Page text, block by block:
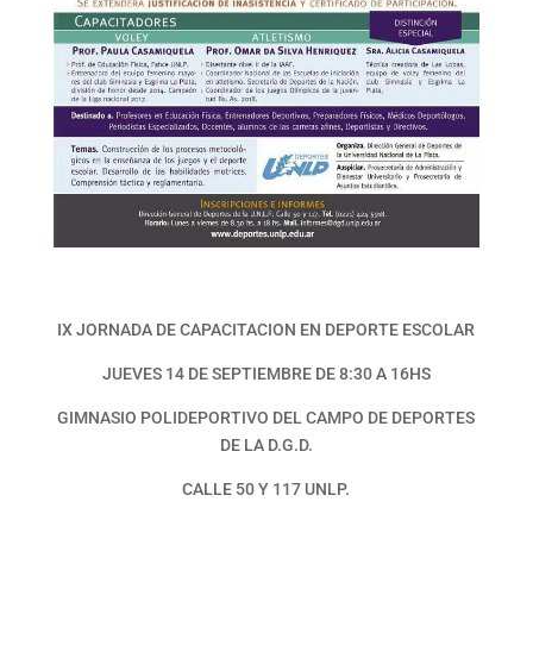
IX JORNADA DE CAPACITACION EN DEPORTE ESCOLAR
JUEVES 14 DE SEPTIEMBRE DE 8:30 A 16HS
GIMNASIO POLIDEPORTIVO DEL CAMPO DE DEPORTES
DE LA D.G.D.
CALLE 50 Y 117 UNLP.